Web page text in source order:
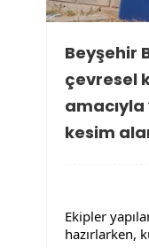
Beyşehir
çevresel
kesim
Ekipler
hazırlarken,